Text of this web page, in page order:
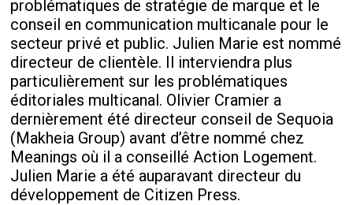
problématiques de stratégie de marque et le
conseil en communication multicanale pour le
secteur privé et public. Julien Marie est nommé
directeur de clientèle. Il interviendra plus
particulièrement sur les problématiques
éditoriales multicanal. Olivier Cramier a
dernièrement été directeur conseil de Sequoia
(Makheia Group) avant d’être nommé chez
Meanings où il a conseillé Action Logement.
Julien Marie a été auparavant directeur du
développement de Citizen Press.